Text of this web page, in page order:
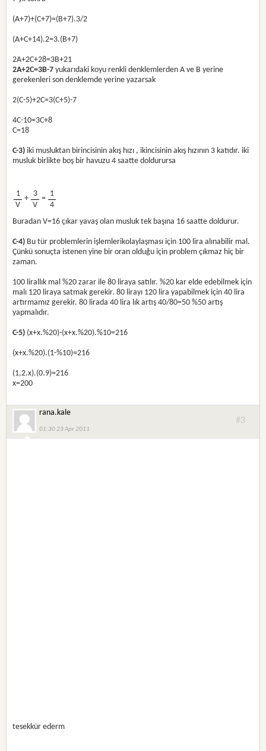
(A+7)+(C+7)=(B+7).3/2
(A+C+14).2=3.(B+7)
2A+2C+28=3B+21
2A+2C=3B-7 yukarıdaki koyu renkli denklemlerden A ve B yerine
gerekenleri son denklemde yerine yazarsak
2(C-5)+2C=3(C+5)-7
4C-10=3C+8
C=18
C-3) iki musluktan birincisinin akış hızı , ikincisinin akış hızının 3 katıdır. iki
musluk birlikte boş bir havuzu 4 saatte doldurursa
1
V
+
3
V
=
1
4
Buradan V=16 çıkar yavaş olan musluk tek başına 16 saatte doldurur.
C-4) Bu tür problemlerin işlemlerikolaylaşması için 100 lira alınabilir mal.
Çünkü sonuçta istenen yine bir oran olduğu için problem çıkmaz hiç bir
zaman.
100 lirallık mal %20 zarar ile 80 liraya satılır. %20 kar elde edebilmek için
malı 120 liraya satmak gerekir. 80 lirayı 120 lira yapabilmek için 40 lira
artırmamız gerekir. 80 lirada 40 lira lık artış 40/80=50 %50 artış
yapmalıdır.
C-5) (x+x.%20)-(x+x.%20).%10=216
(x+x.%20).(1-%10)=216
(1,2.x).(0.9)=216
x=200
rana.kale
01:30 23 Apr 2011
#3
tesekkür ederm